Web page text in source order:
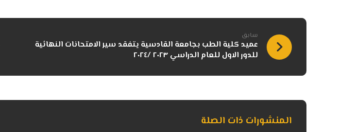
سابق
عميد كلية الطب بجامعة القادسية يتفقد سير الامتحانات النهائية
للدور الاول للعام الدراسي ٢٠٢٣ /٢٠٢٤
المنشورات ذات الصلة